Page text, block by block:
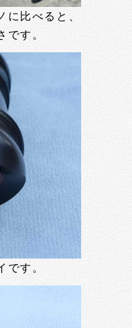
に比べると、
です。
です。